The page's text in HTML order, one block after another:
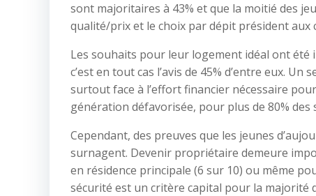
sont majoritaires à 43% et que la moitié des
qualité/prix et le choix par dépit président aux
Les souhaits pour leur logement idéal ont été
c’est en tout cas l’avis de 45% d’entre eux.
surtout face à l’effort financier nécessaire
génération défavorisée, pour plus de 80% des
Cependant, des preuves que les jeunes
surnagent. Devenir propriétaire demeure
en résidence principale (6 sur 10) ou même
sécurité est un critère capital pour la majorité